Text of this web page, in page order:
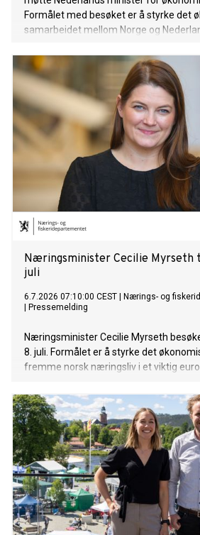
Formålet med besøket er å styrke det
samarbeidet mellom Norge og
Næringsminister Cecilie Myrseth
juli
6.7.2026 07:10:00 CEST
Nærings- og
Pressemelding
Næringsminister Cecilie Myrseth
8. juli. Formålet er å styrke det
fremme norsk næringsliv i et viktig